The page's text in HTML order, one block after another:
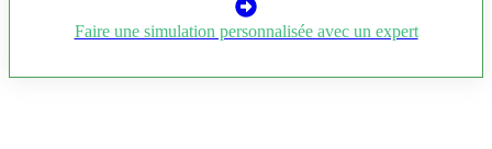
Faire une simulation personnalisée avec un expert